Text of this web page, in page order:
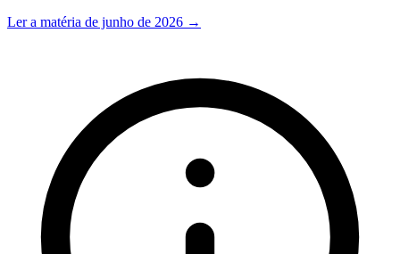
Ler a matéria de junho de 2026 →